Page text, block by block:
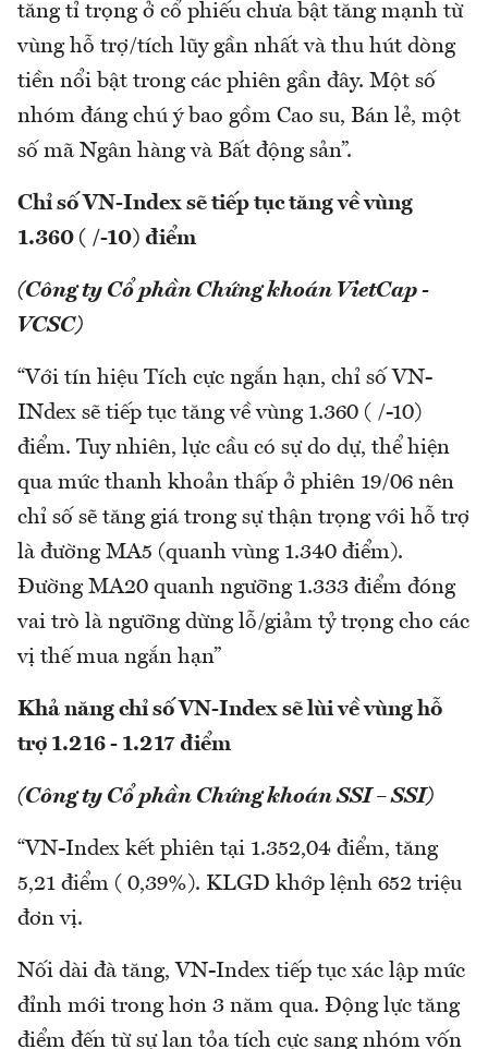
tăng tỉ trọng ở cổ phiếu chưa bật tăng mạnh từ
vùng hỗ trợ/tích lũy gần nhất và thu hút dòng
tiền nổi bật trong các phiên gần đây. Một số
nhóm đáng chú ý bao gồm Cao su, Bán lẻ, một
số mã Ngân hàng và Bất động sản”.
Chỉ số VN-Index sẽ tiếp tục tăng về vùng
1.360 ( /-10) điểm
(Công ty Cổ phần Chứng khoán VietCap -
VCSC)
“Với tín hiệu Tích cực ngắn hạn, chỉ số VN-
INdex sẽ tiếp tục tăng về vùng 1.360 ( /-10)
điểm. Tuy nhiên, lực cầu có sự do dự, thể hiện
qua mức thanh khoản thấp ở phiên 19/06 nên
chỉ số sẽ tăng giá trong sự thận trọng với hỗ trợ
là đường MA5 (quanh vùng 1.340 điểm).
Đường MA20 quanh ngưỡng 1.333 điểm đóng
vai trò là ngưỡng dừng lỗ/giảm tỷ trọng cho các
vị thế mua ngắn hạn”
Khả năng chỉ số VN-Index sẽ lùi về vùng hỗ
trợ 1.216 - 1.217 điểm
(Công ty Cổ phần Chứng khoán SSI – SSI)
“VN-Index kết phiên tại 1.352,04 điểm, tăng
5,21 điểm ( 0,39%). KLGD khớp lệnh 652 triệu
đơn vị.
Nối dài đà tăng, VN-Index tiếp tục xác lập mức
đỉnh mới trong hơn 3 năm qua. Động lực tăng
điểm đến từ sự lan tỏa tích cực sang nhóm vốn